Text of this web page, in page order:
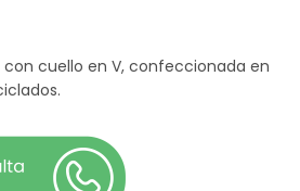
cuello en V, confeccionada en